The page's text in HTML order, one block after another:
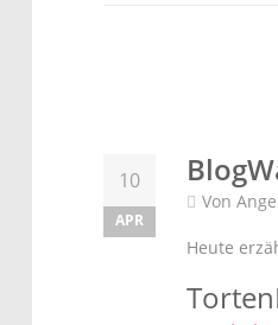
10
APR
Von
Heute